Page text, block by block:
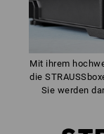
Mit ihrem
die
Sie werden